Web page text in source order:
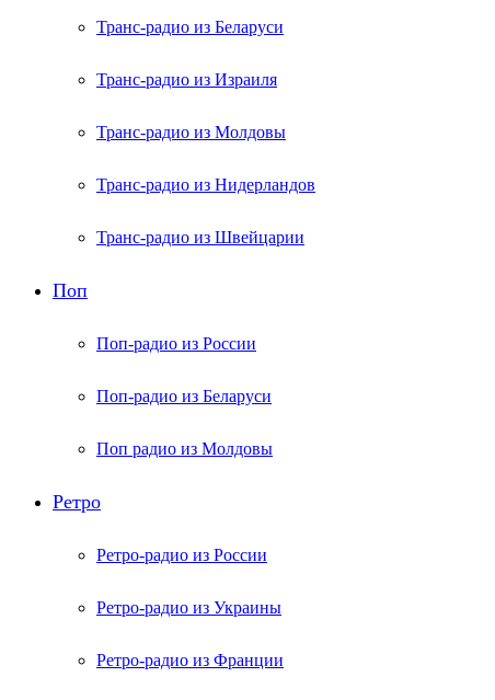
Транс-радио из Беларуси
Транс-радио из Израиля
Транс-радио из Молдовы
Транс-радио из Нидерландов
Транс-радио из Швейцарии
Поп
Поп-радио из России
Поп-радио из Беларуси
Поп радио из Молдовы
Ретро
Ретро-радио из России
Ретро-радио из Украины
Ретро-радио из Франции